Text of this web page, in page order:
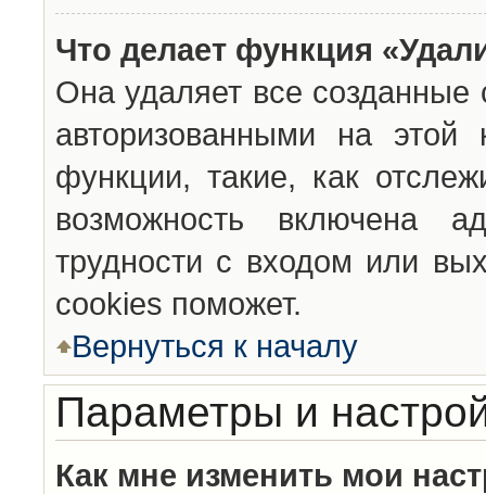
Что делает функция
Она удаляет все созданные
авторизованными на
функции, такие, как
возможность включена
трудности с входом или
cookies поможет.
Вернуться к началу
Параметры и
Как мне изменить мои